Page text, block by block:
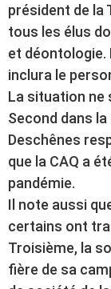
président de la
tous les élus
et déontologie.
inclura le
La situation ne
Second dans
Deschênes
que la CAQ a
pandémie.
Il note aussi
certains ont
Troisième, la
fière de sa